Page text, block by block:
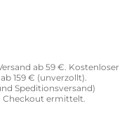
ab 59 €. Kostenloser
159 € (unverzollt).
Speditionsversand)
ermittelt.